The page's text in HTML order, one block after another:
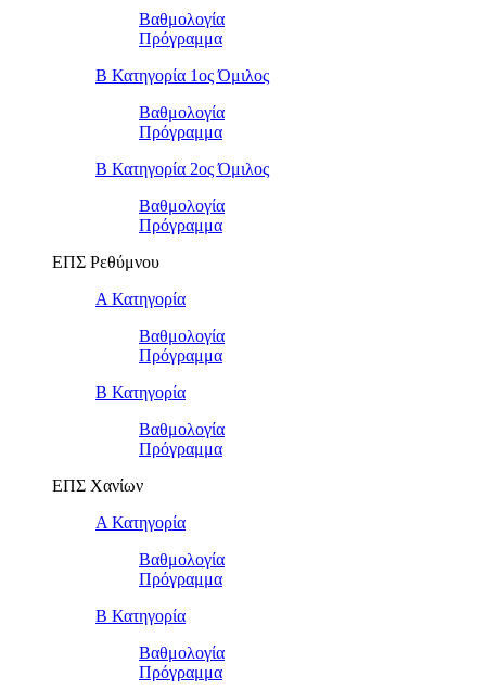
Βαθμολογία
Πρόγραμμα
Β Κατηγορία 1ος Όμιλος
Βαθμολογία
Πρόγραμμα
Β Κατηγορία 2ος Όμιλος
Βαθμολογία
Πρόγραμμα
ΕΠΣ Ρεθύμνου
Α Κατηγορία
Βαθμολογία
Πρόγραμμα
Β Κατηγορία
Βαθμολογία
Πρόγραμμα
ΕΠΣ Χανίων
Α Κατηγορία
Βαθμολογία
Πρόγραμμα
Β Κατηγορία
Βαθμολογία
Πρόγραμμα